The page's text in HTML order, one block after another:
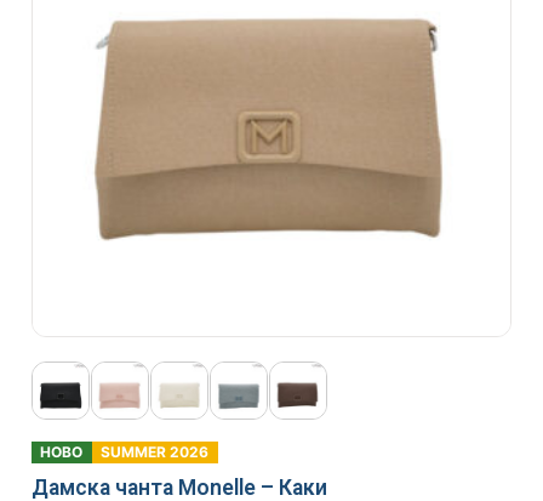
НОВО SUMMER 2026
Дамска чанта Monelle – Каки